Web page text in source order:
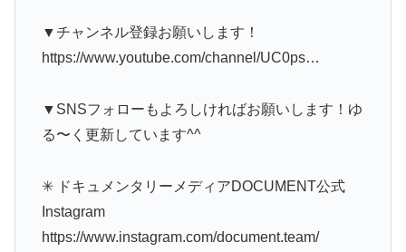
▼チャンネル登録お願いします！
https://www.youtube.com/channel/UC0ps…
▼SNSフォローもよろしければお願いします！ゆ
る〜く更新しています^^
✳︎ ドキュメンタリーメディアDOCUMENT公式
Instagram
https://www.instagram.com/document.team/